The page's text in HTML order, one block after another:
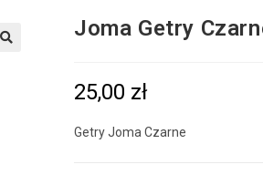
Joma Getry
25,00 zł
Getry Joma Czarne